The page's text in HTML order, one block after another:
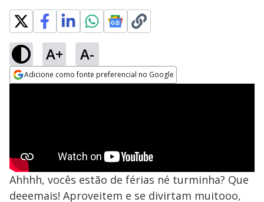
A+ A-
Adicione como fonte preferencial no Google
Ahhhh, vocês estão de férias né turminha? Que
deeemais! Aproveitem e se divirtam muitooo,